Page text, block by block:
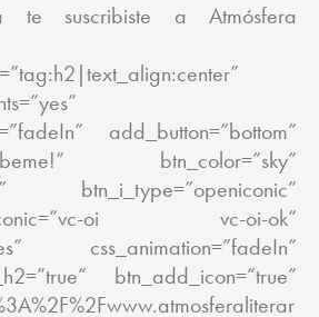
te suscribiste a Atmósfera
add_button=”bottom”
btn_color=”sky”
btn_i_type=”openiconic”
oi vc-oi-ok”
css_animation=”fadeIn”
btn_add_icon=”true”